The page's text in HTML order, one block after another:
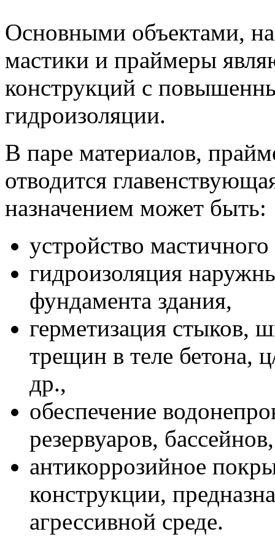
Основными объектами,
мастики и праймеры
конструкций с
гидроизоляции.
В паре материалов,
отводится
назначением может быть:
устройство
гидроизоляция
фундамента здания,
герметизация стыков,
трещин в теле бетона,
др.,
обеспечение
резервуаров,
антикоррозийное
конструкции,
агрессивной среде.